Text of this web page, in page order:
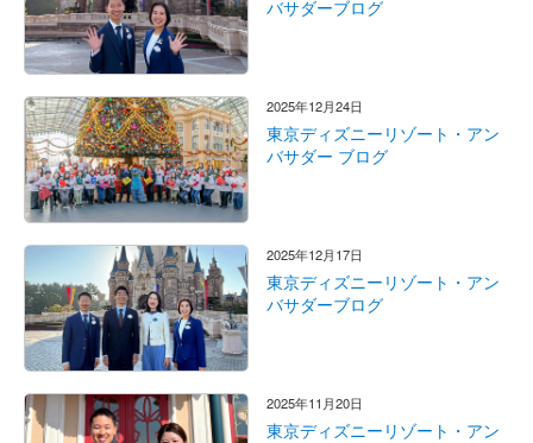
バサダーブログ
2025年12月24日
東京ディズニーリゾート・アン
バサダー ブログ
2025年12月17日
東京ディズニーリゾート・アン
バサダーブログ
2025年11月20日
東京ディズニーリゾート・アン